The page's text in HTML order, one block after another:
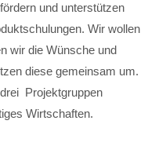
und unterstützen
Wir wollen
wir die Wünsche und
diese gemeinsam um.
Projektgruppen
Wirtschaften.